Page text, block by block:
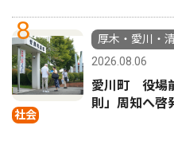
8
社会
厚木・愛川・清
2026.08.06
愛川町 役場
則」周知へ啓